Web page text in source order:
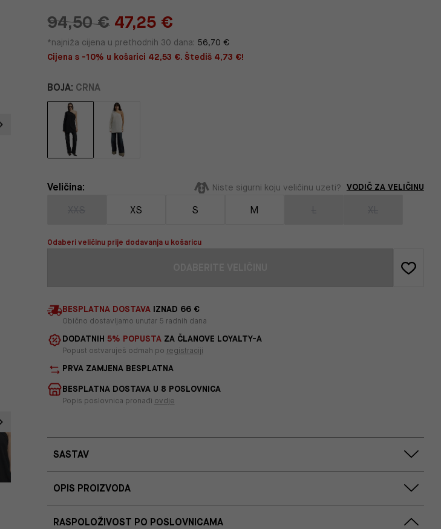
94,50 € 47,25 €
*najniža cijena u prethodnih 30 dana: 56,70 €
Cijena s -10% u košarici 42,53 €. Štediš 4,73 €!
BOJA: CRNA
Veličina: Niste sigurni koju veličinu uzeti? VODIČ ZA VELIČINU
XS S M
Odaberi veličinu prije dodavanja u košaricu
BESPLATNA DOSTAVAIZNAD 66 €
Obično dostavljamo unutar 5 radnih dana
DODATNIH 5% POPUSTAZA ČLANOVE LOYALTY-A
Popust ostvaruješ odmah po registraciji
PRVA ZAMJENA BESPLATNA
BESPLATNA DOSTAVA U 8 POSLOVNICA
Popis poslovnica pronađi ovdje
SASTAV
OPIS PROIZVODA
RASPOLOŽIVOST PO POSLOVNICAMA